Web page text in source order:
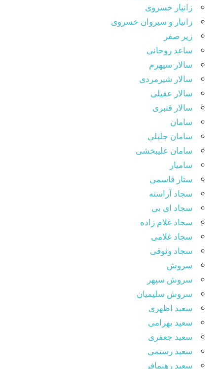
زانیار خسروی
زانیار و سیروان خسروی
زیر صفر
ساعد روحانی
سالار سپهرم
سالار شیرمردی
سالار عقیلی
سالار قنبری
سامان
سامان جلیلی
سامان علیبخشی
سامیار
ستار قاسمی
سجاد آراسته
سجاد ای بی
سجاد غلام زاده
سجاد غلامی
سجاد وثوقى
سروش
سروش سپهر
سروش سلیمیان
سعید اظهری
سعید بهرامی
سعید جعفری
سعید رستمی
سعید رهنمافر